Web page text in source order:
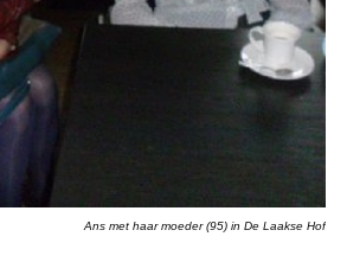
Ans met haar moeder (95) in De Laakse Hof